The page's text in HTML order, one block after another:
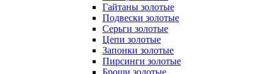
Гайтаны золотые
Подвески золотые
Серьги золотые
Цепи золотые
Запонки золотые
Пирсинги золотые
Броши золотые